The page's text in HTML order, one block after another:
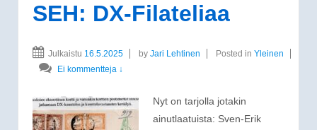
SEH: DX-Filateliaa
Julkaistu 16.5.2025 by Jari Lehtinen Posted in Yleinen
Ei kommentteja ↓
Nyt on tarjolla jotakin
ainutlaatuista: Sven-Erik